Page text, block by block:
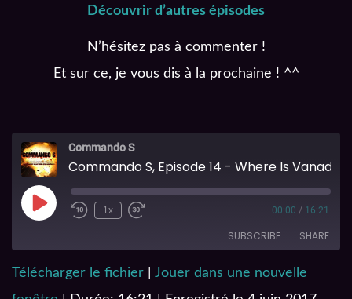
Découvrir d’autres épisodes
N’hésitez pas à commenter !
Et sur ce, je vous dis à la prochaine ! ^^
Commando S
1x 00:00 / 16:21
SUBSCRIBE SHARE
RSS FEED
Télécharger le fichier
Jouer dans une nouvelle